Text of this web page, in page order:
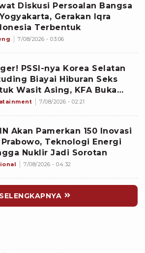
Diskusi Persoalan Bangsa
Gerakan Iqra
Terbentuk
7/08/2026 - 03:06
PSSI-nya Korea Selatan
Biayai Hiburan Seks
Wasit Asing, KFA Buka
7/08/2026 - 02:21
Akan Pamerkan 150 Inovasi
Teknologi Energi
Nuklir Jadi Sorotan
7/08/2026 - 04:32
SELENGKAPNYA